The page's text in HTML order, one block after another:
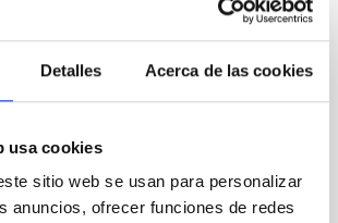
Detalles Acerca de las cookies
usa cookies
sitio web se usan para personalizar
anuncios, ofrecer funciones de redes